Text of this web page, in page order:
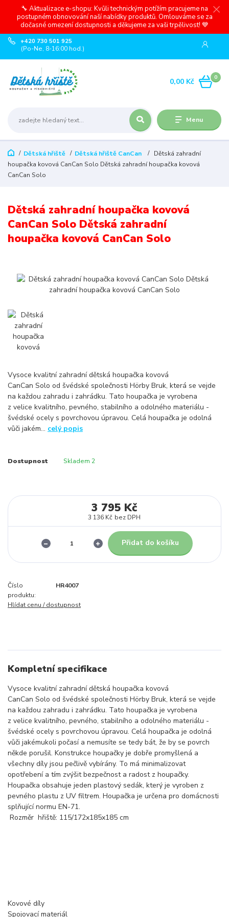
🔧 Aktualizace e-shopu: Kvůli technickým potížím pracujeme na
postupném obnovování naší nabídky produktů. Omlouváme se za
dočasné omezení dostupnosti a děkujeme za vaši trpělivost! 💙
Menu
+420 730 501 925
(Po-Ne, 8-16:00 hod.)
0
0,00 Kč
Dětská hřiště Dětská hřiště CanCan
Dětská zahradní
houpačka kovová CanCan Solo Dětská zahradní houpačka kovová
CanCan Solo
Dětská zahradní houpačka kovová
CanCan Solo Dětská zahradní
houpačka kovová CanCan Solo
Vysoce kvalitní zahradní dětská houpačka kovová
CanCan Solo od švédské společnosti Hörby Bruk, která se vejde
na každou zahradu i zahrádku. Tato houpačka je vyrobena
z velice kvalitního, pevného, stabilního a odolného materiálu -
švédské ocely s povrchovou úpravou. Celá houpačka je odolná
vůči jakém... celý popis
Dostupnost Skladem 2
3 795 Kč
3 136 Kč bez DPH
Přidat do košíku
Číslo
produktu:
HR4007
Hlídat cenu / dostupnost
Kompletní specifikace
Vysoce kvalitní zahradní dětská houpačka kovová
CanCan Solo od švédské společnosti Hörby Bruk, která se vejde
na každou zahradu i zahrádku. Tato houpačka je vyrobena
z velice kvalitního, pevného, stabilního a odolného materiálu -
švédské ocely s povrchovou úpravou. Celá houpačka je odolná
vůči jakémukoli počasí a nemusíte se tedy bát, že by se povrch
někde porušil. Konstrukce houpačky je dobře promyšlená a
všechny díly jsou pečlivě vybírány. To má minimalizovat
opotřebení a tím zvýšit bezpečnost a radost z houpačky.
Houpačka obsahuje jeden plastový sedák, který je vyroben z
pevného plastu z UV filtrem. Houpačka je určena pro domácnosti
splňující normu EN-71.
Rozměr hřiště: 115/172x185x185 cm
Kovové díly
Spojovací materiál